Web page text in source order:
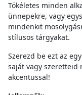
Tökéletes minden
ünnepekre, vagy
mindenkit
stílusos tárgyakat.
Szerezd be ezt az
saját vagy szeretteid
akcentussal!